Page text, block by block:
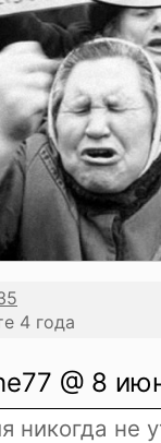
4 года
@ 8
никогда не